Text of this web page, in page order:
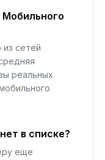
Мобильного
сетей
реальных
в списке?
еще